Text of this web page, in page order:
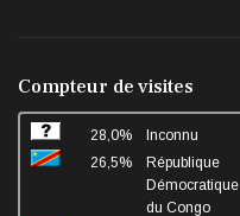
Compteur de visites
28,0%
Inconnu
26,5%
République
Démocratique
du Congo